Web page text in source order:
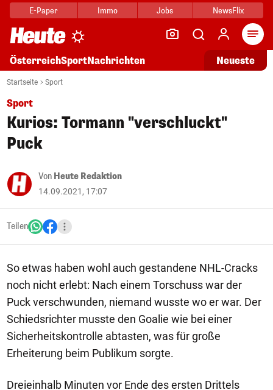
E-Paper Immo Jobs NewsFlix
ÖsterreichSportNachrichten Neueste
Startseite Sport
Sport
Kurios: Tormann "verschluckt"
Puck
Von Heute Redaktion
14.09.2021, 17:07
Teilen
So etwas haben wohl auch gestandene NHL-Cracks
noch nicht erlebt: Nach einem Torschuss war der
Puck verschwunden, niemand wusste wo er war. Der
Schiedsrichter musste den Goalie wie bei einer
Sicherheitskontrolle abtasten, was für große
Erheiterung beim Publikum sorgte.
Dreieinhalb Minuten vor Ende des ersten Drittels